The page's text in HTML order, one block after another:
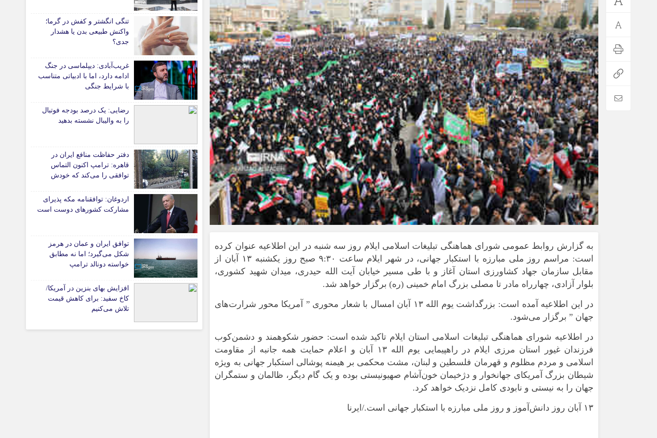
دانشگاه
آموزش و پرورش
بهداشت و درمان
حوادث، انتظامی
شهری و رفاهی
شهرداری و شورای شهر
*فرهنگی
ایثار و شهادت
دفاع مقدس
*جهان
بین الملل
آسیای غربی
آمریکا و اروپا
*چندرسانه‌ای
فیلم
گالری
اینفوگرافی
عکس
صوت و فیلم
*استان ها
آذربایجان شرقی
آذربایجان غربی
اردبیل
اصفهان
البرز
ایلام
بوشهر
تهران
چهار محال و بختیاری
خراسان جنوبی
خوزستان
سمنان
سیستان و بلوچستان
فارس
قزوین
*ماناسپهر
اطلاعیه
پیام تبریک ماناسپهر
پیام تسلیت ماناسپهر
پیوندهای سایت
به گزارش روابط عمومی شورای هماهنگی تبلیغات اسلامی ایلام روز سه شنبه در این اطلاعیه عنوان کرده
است: مراسم روز ملی مبارزه با استکبار جهانی، در شهر ایلام ساعت ٩:٣٠ صبح روز یکشنبه ١٣ آبان از
مقابل سازمان جهاد کشاورزی استان آغاز و با طی مسیر خیابان آیت الله حیدری، میدان شهید کشوری،
بلوار آزادی، چهارراه مادر تا مصلی بزرگ امام خمینی (ره) برگزار خواهد شد.
در این اطلاعیه آمده است: بزرگداشت یوم الله ١٣ آبان امسال با شعار محوری ” آمریکا محور شرارت‌های
جهان ” برگزار می‌شود.
در اطلاعیه شورای هماهنگی تبلیغات اسلامی استان ایلام تاکید شده است: حضور شکوهمند و دشمن‌کوب
فرزندان غیور استان مرزی ایلام در راهپیمایی یوم الله ۱۳ آبان و اعلام حمایت همه‌ جانبه از مقاومت
اسلامی و مردم مظلوم و قهرمان فلسطین و لبنان، مشت محکمی بر هیمنه پوشالی استکبار جهانی به ویژه
شیطان بزرگ آمریکای جهانخوار و دژخیمان خون‌آشام صهیونیستی بوده و یک گام دیگر، ظالمان و ستمگران
جهان را به نیستی و نابودی کامل نزدیک‌ خواهد کرد.
۱۳ آبان روز دانش‌آموز و روز ملی مبارزه با استکبار جهانی است./ایرنا
تنگی انگشتر و کفش در گرما؛
واکنش طبیعی بدن یا هشدار
جدی؟
غریب‌آبادی: دیپلماسی در جنگ
ادامه دارد، اما با ادبیاتی متناسب
با شرایط جنگی
رضایی: یک درصد بودجه فوتبال
را به والیبال نشسته بدهید
دفتر حفاظت منافع ایران در
قاهره: ترامپ اکنون التماس
توافقی را می‌کند که خودش
اردوغان: توافقنامه مکه پذیرای
مشارکت کشورهای دوست است
توافق ایران و عمان در هرمز
شکل می‌گیرد؛ اما نه مطابق
خواسته دونالد ترامپ
افزایش بهای بنزین در آمریکا/
کاخ سفید: برای کاهش قیمت
تلاش می‌کنیم